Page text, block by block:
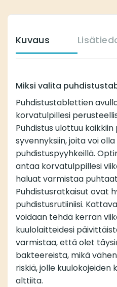
Kuvaus
Miksi valita
Puhdistustablettien
korvatulpillesi
Puhdistus ulottuu
syvennyksiin, joita voi
puhdistuspyyhkeillä.
antaa korvatulppillesi
haluat varmistaa
Puhdistusratkaisut ovat
puhdistusrutiiniisi.
voidaan tehdä kerran
kuulolaitteidesi
varmistaa, että olet
bakteereista, mikä
riskiä, ​​jolle
alttiita.